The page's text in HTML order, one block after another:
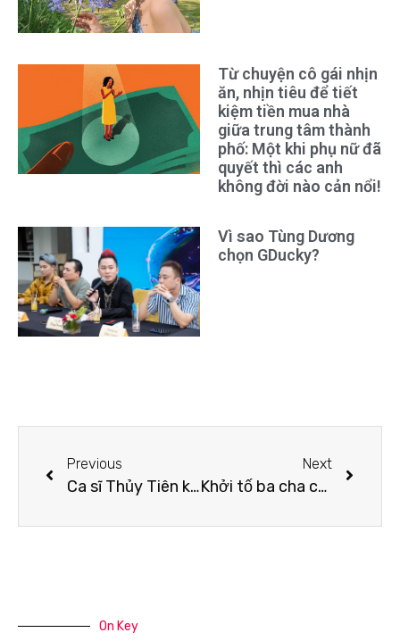
Từ chuyện cô gái nhịn
ăn, nhịn tiêu để tiết
kiệm tiền mua nhà
giữa trung tâm thành
phố: Một khi phụ nữ đã
quyết thì các anh
không đời nào cản nổi!
Vì sao Tùng Dương
chọn GDucky?
Previous
Ca sĩ Thủy Tiên không yêu cầu bà Nguyễn Phương Hằng bồi thường 44 tỉ đồng
Next
Khởi tố ba cha con Chủ tịch Tân Hiệp Phát Trần Quí Thanh
On Key